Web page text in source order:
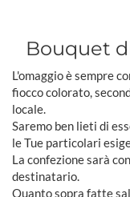
Bouquet
L'omaggio è sempre
fiocco colorato,
locale.
Saremo ben lieti di
le Tue particolari
La confezione sarà
destinatario.
Quanto sopra fatte